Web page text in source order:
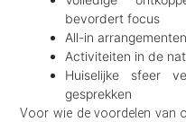
bevordert focus
All-in
Activiteiten in de
Huiselijke sfeer
gesprekken
Voor wie de voordelen van